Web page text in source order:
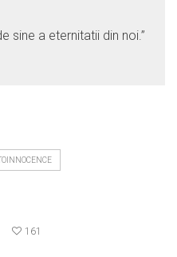
sine a eternitatii din noi.”
161